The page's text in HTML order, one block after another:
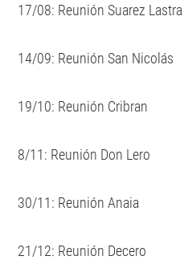
17/08: Reunión Suarez Lastra
14/09: Reunión San Nicolás
19/10: Reunión Cribran
8/11: Reunión Don Lero
30/11: Reunión Anaia
21/12: Reunión Decero